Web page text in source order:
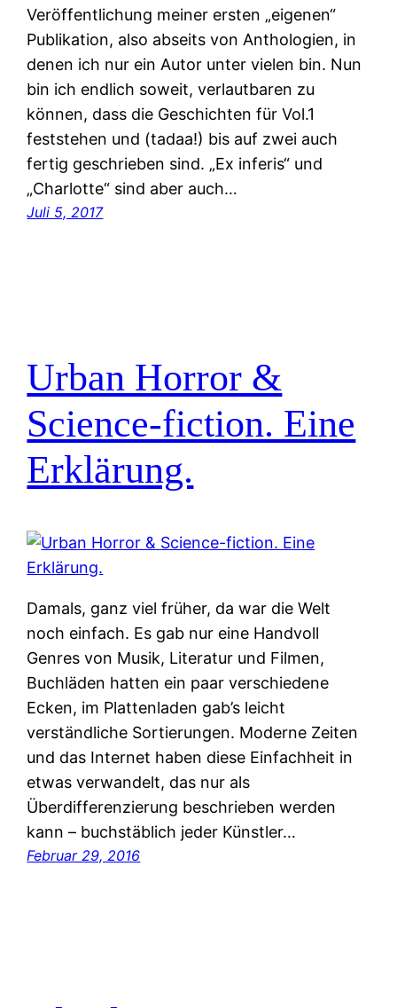
Veröffentlichung meiner ersten „eigenen“
Publikation, also abseits von Anthologien, in
denen ich nur ein Autor unter vielen bin. Nun
bin ich endlich soweit, verlautbaren zu
können, dass die Geschichten für Vol.1
feststehen und (tadaa!) bis auf zwei auch
fertig geschrieben sind. „Ex inferis“ und
„Charlotte“ sind aber auch…
Juli 5, 2017
Urban Horror &
Science-fiction. Eine
Erklärung.
Damals, ganz viel früher, da war die Welt
noch einfach. Es gab nur eine Handvoll
Genres von Musik, Literatur und Filmen,
Buchläden hatten ein paar verschiedene
Ecken, im Plattenladen gab’s leicht
verständliche Sortierungen. Moderne Zeiten
und das Internet haben diese Einfachheit in
etwas verwandelt, das nur als
Überdifferenzierung beschrieben werden
kann – buchstäblich jeder Künstler…
Februar 29, 2016